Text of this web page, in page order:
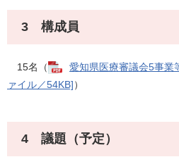
3 構成員
15名（
愛知県医療審議会5事
ァイル／54KB]）
4 議題（予定）